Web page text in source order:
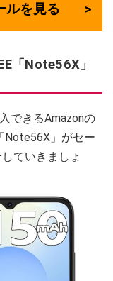
ルを見る
「Note56X」
できるAmazonの
Note56X」がセー
ていきましょ